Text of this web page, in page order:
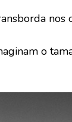
nos
o